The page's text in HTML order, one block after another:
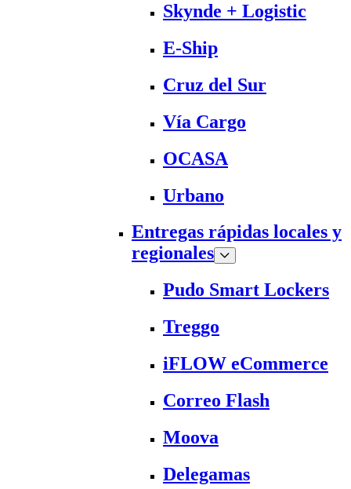
Skynde + Logistic
E-Ship
Cruz del Sur
Vía Cargo
OCASA
Urbano
Entregas rápidas locales y
regionales
Pudo Smart Lockers
Treggo
iFLOW eCommerce
Correo Flash
Moova
Delegamas